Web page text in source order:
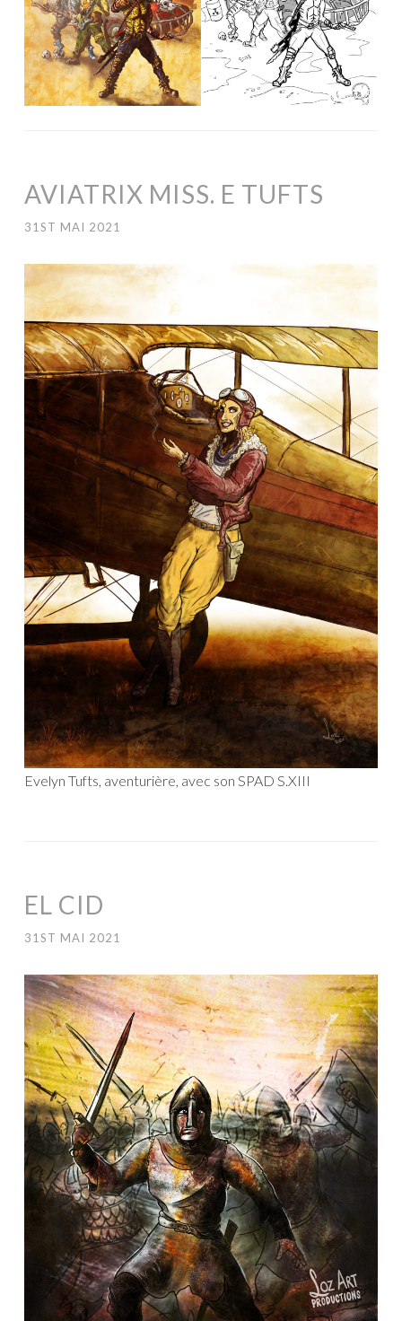
AVIATRIX MISS. E TUFTS
31ST MAI 2021
Evelyn Tufts, aventurière, avec son SPAD S.XIII
EL CID
31ST MAI 2021